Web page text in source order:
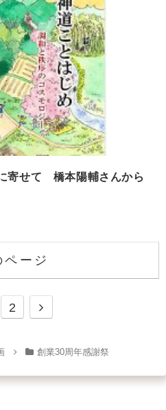
寄せて 橋本陽輔さんから
ページ
2
創業30周年感謝祭